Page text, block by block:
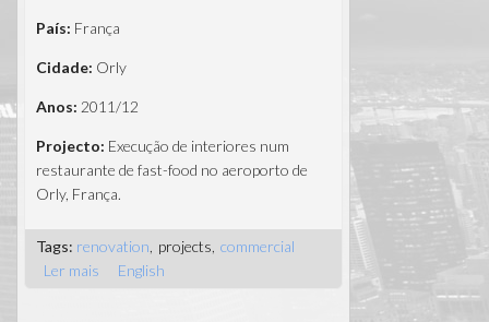
País: França
Cidade: Orly
Anos: 2011/12
Projecto: Execução de interiores num
restaurante de fast-food no aeroporto de
Orly, França.
Tags: renovation projects commercial
Ler mais acerca de Restaurante Fast Food -
English